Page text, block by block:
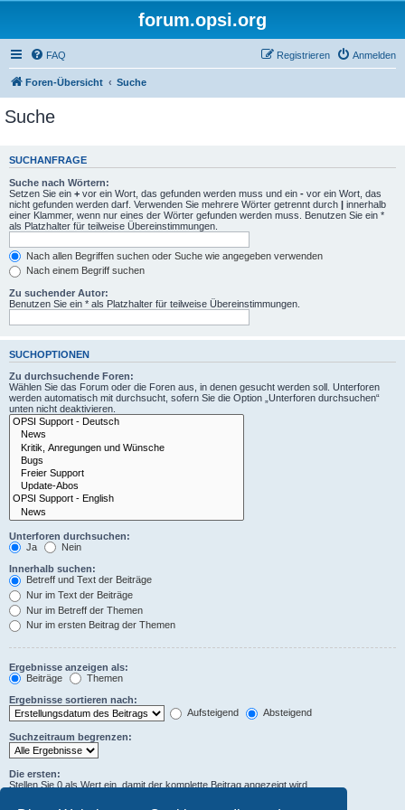
forum.opsi.org
FAQ Anmelden
Registrieren
Foren-Übersicht Suche
Suche
SUCHANFRAGE
Suche nach Wörtern:
Setzen Sie ein + vor ein Wort, das gefunden werden muss und ein - vor ein Wort, das
nicht gefunden werden darf. Verwenden Sie mehrere Wörter getrennt durch | innerhalb
einer Klammer, wenn nur eines der Wörter gefunden werden muss. Benutzen Sie ein *
als Platzhalter für teilweise Übereinstimmungen.
Nach allen Begriffen suchen oder Suche wie angegeben verwenden
Nach einem Begriff suchen
Zu suchender Autor:
Benutzen Sie ein * als Platzhalter für teilweise Übereinstimmungen.
SUCHOPTIONEN
Zu durchsuchende Foren:
Wählen Sie das Forum oder die Foren aus, in denen gesucht werden soll. Unterforen
werden automatisch mit durchsucht, sofern Sie die Option „Unterforen durchsuchen“
unten nicht deaktivieren.
Unterforen durchsuchen:
Ja
Nein
Innerhalb suchen:
Betreff und Text der Beiträge
Nur im Text der Beiträge
Nur im Betreff der Themen
Nur im ersten Beitrag der Themen
Ergebnisse anzeigen als:
Beiträge
Themen
Ergebnisse sortieren nach:
Aufsteigend
Absteigend
Suchzeitraum begrenzen:
Die ersten:
Stellen Sie 0 als Wert ein, damit der komplette Beitrag angezeigt wird.